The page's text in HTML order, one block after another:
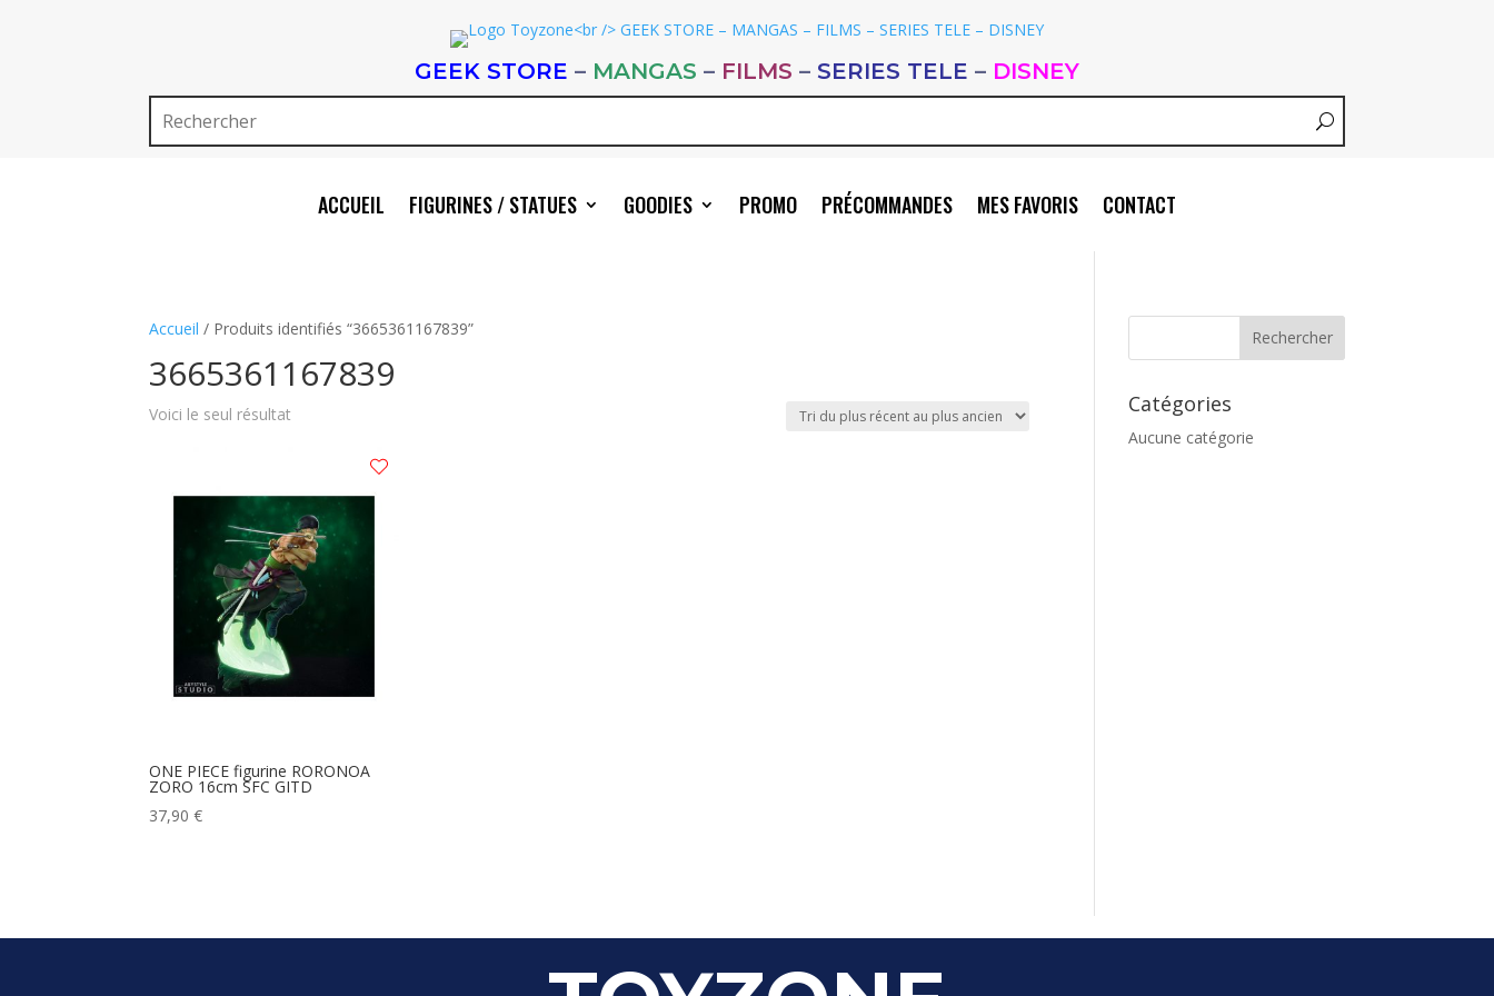
GEEK STORE – MANGAS – FILMS – SERIES TELE – DISNEY
ACCUEIL FIGURINES / STATUES GOODIES PROMO PRÉCOMMANDES MES FAVORIS CONTACT
Accueil / Produits identifiés “3665361167839”
3665361167839
Voici le seul résultat
ONE PIECE figurine RORONOA
ZORO 16cm SFC GITD
37,90€
Catégories
Aucune catégorie